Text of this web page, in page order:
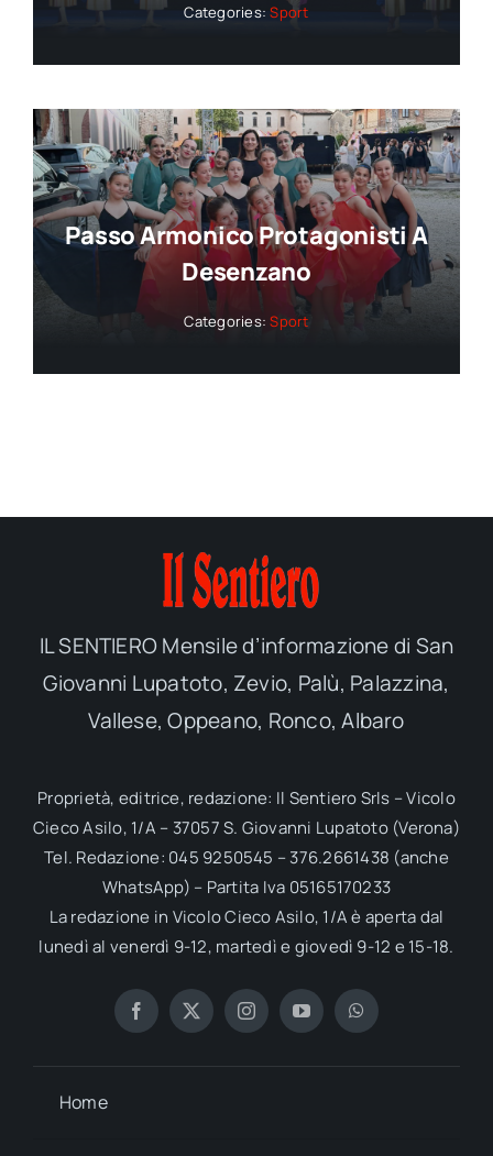
Categories:Sport
Passo Armonico Protagonisti A
Desenzano
Categories:Sport
IL SENTIERO Mensile d’informazione di San
Giovanni Lupatoto, Zevio, Palù, Palazzina,
Vallese, Oppeano, Ronco, Albaro
Proprietà, editrice, redazione: Il Sentiero Srls – Vicolo
Cieco Asilo, 1/A – 37057 S. Giovanni Lupatoto (Verona)
Tel. Redazione: 045 9250545 – 376.2661438 (anche
WhatsApp) – Partita Iva 05165170233
La redazione in Vicolo Cieco Asilo, 1/A è aperta dal
lunedì al venerdì 9-12, martedì e giovedì 9-12 e 15-18.
Home